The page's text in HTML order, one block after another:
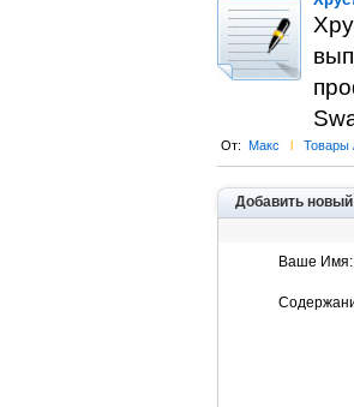
От: Макс l Товары
Добавить
Ваше Имя: